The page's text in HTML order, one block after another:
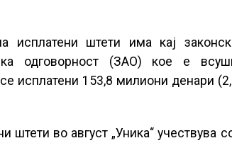
исплатени штети има кај
одговорност (ЗАО) кое е
се исплатени 153,8 милиони денари
штети во август „Уника“ учествува